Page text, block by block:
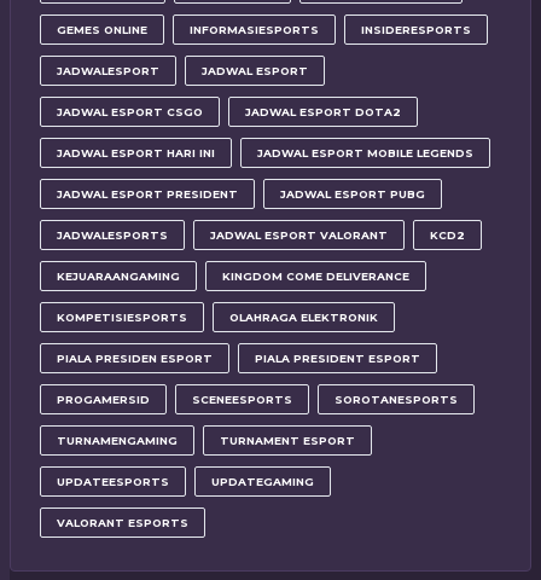
GEMES ONLINE INFORMASIESPORTS INSIDERESPORTS
JADWALESPORT JADWAL ESPORT
JADWAL ESPORT CSGO JADWAL ESPORT DOTA2
JADWAL ESPORT HARI INI JADWAL ESPORT MOBILE LEGENDS
JADWAL ESPORT PRESIDENT JADWAL ESPORT PUBG
JADWALESPORTS JADWAL ESPORT VALORANT KCD2
KEJUARAANGAMING KINGDOM COME DELIVERANCE
KOMPETISIESPORTS OLAHRAGA ELEKTRONIK
PIALA PRESIDEN ESPORT PIALA PRESIDENT ESPORT
PROGAMERSID SCENEESPORTS SOROTANESPORTS
TURNAMENGAMING TURNAMENT ESPORT
UPDATEESPORTS UPDATEGAMING
VALORANT ESPORTS